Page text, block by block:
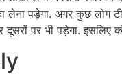
लेना पड़ेगा. अगर कुछ लोग
पर भी पड़ेगा. इसलिए